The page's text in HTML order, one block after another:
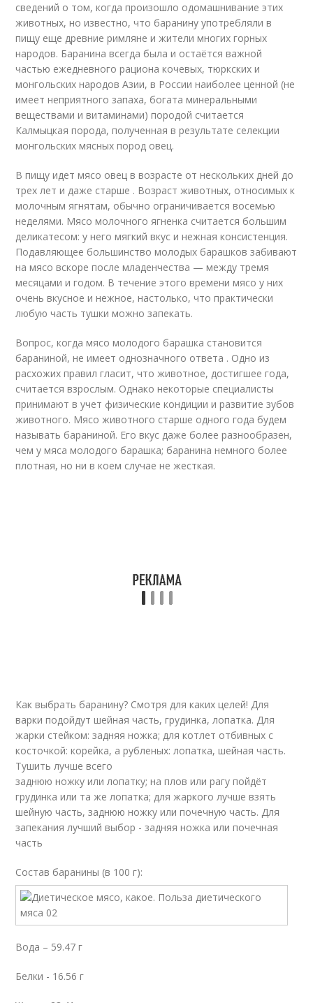
сведений о том, когда произошло одомашнивание этих
животных, но известно, что баранину употребляли в
пищу еще древние римляне и жители многих горных
народов. Баранина всегда была и остаётся важной
частью ежедневного рациона кочевых, тюркских и
монгольских народов Азии, в России наиболее ценной (не
имеет неприятного запаха, богата минеральными
веществами и витаминами) породой считается
Калмыцкая порода, полученная в результате селекции
монгольских мясных пород овец.
В пищу идет мясо овец в возрасте от нескольких дней до
трех лет и даже старше . Возраст животных, относимых к
молочным ягнятам, обычно ограничивается восемью
неделями. Мясо молочного ягненка считается большим
деликатесом: у него мягкий вкус и нежная консистенция.
Подавляющее большинство молодых барашков забивают
на мясо вскоре после младенчества — между тремя
месяцами и годом. В течение этого времени мясо у них
очень вкусное и нежное, настолько, что практически
любую часть тушки можно запекать.
Вопрос, когда мясо молодого барашка становится
бараниной, не имеет однозначного ответа . Одно из
расхожих правил гласит, что животное, достигшее года,
считается взрослым. Однако некоторые специалисты
принимают в учет физические кондиции и развитие зубов
животного. Мясо животного старше одного года будем
называть бараниной. Его вкус даже более разнообразен,
чем у мяса молодого барашка; баранина немного более
плотная, но ни в коем случае не жесткая.
Как выбрать баранину? Смотря для каких целей! Для
варки подойдут шейная часть, грудинка, лопатка. Для
жарки стейком: задняя ножка; для котлет отбивных с
косточкой: корейка, а рубленых: лопатка, шейная часть.
Тушить лучше всего
заднюю ножку или лопатку; на плов или рагу пойдёт
грудинка или та же лопатка; для жаркого лучше взять
шейную часть, заднюю ножку или почечную часть. Для
запекания лучший выбор - задняя ножка или почечная
часть
Состав баранины (в 100 г):
Вода – 59.47 г
Белки - 16.56 г